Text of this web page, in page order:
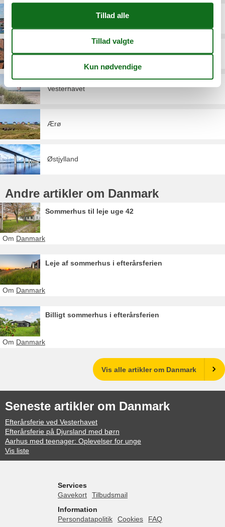
Sønderjylland
Vesterhavet
Ærø
Østjylland
Andre artikler om Danmark
Sommerhus til leje uge 42
Om Danmark
Leje af sommerhus i efterårsferien
Om Danmark
Billigt sommerhus i efterårsferien
Om Danmark
Vis alle artikler om Danmark
Seneste artikler om Danmark
Efterårsferie ved Vesterhavet
Efterårsferie på Djursland med børn
Aarhus med teenager: Oplevelser for unge
Vis liste
Services
Gavekort
Tilbudsmail
Information
Persondatapolitik
Cookies FAQ